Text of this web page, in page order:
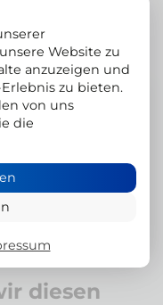
Polo
30 mm mehr
diesen
Website zu
anzuzeigen und
zu bieten.
von uns
die